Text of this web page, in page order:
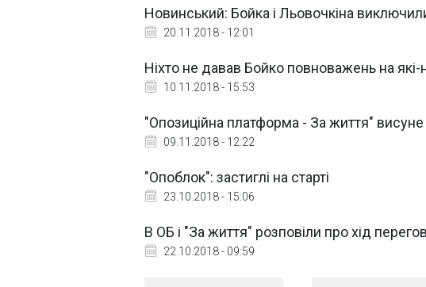
Новинський: Бойка і Льовочкіна
20.11.2018 - 12:01
Ніхто не давав Бойко повноважень на
10.11.2018 - 15:53
"Опозиційна платформа - За життя"
09.11.2018 - 12:22
"Опоблок": застиглі на старті
23.10.2018 - 15:06
В ОБ і "За життя" розповіли про хід
22.10.2018 - 09:59